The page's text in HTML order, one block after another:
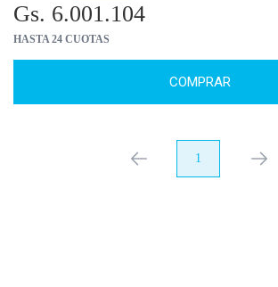
Gs. 6.001.104
HASTA 24 CUOTAS
COMPRAR
anterior 1 próximo